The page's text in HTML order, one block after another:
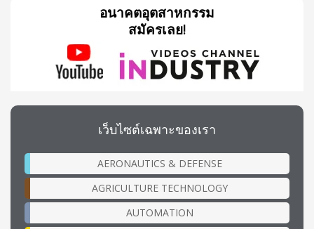
อนาคตอุตสาหกรรม
สมัครเลย!
เว็บไซต์เฉพาะของเรา
AERONAUTICS & DEFENSE
AGRICULTURE TECHNOLOGY
AUTOMATION